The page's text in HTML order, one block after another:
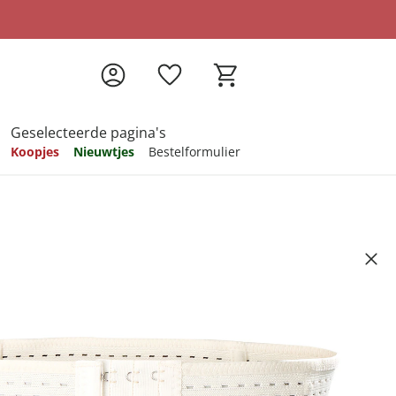
Geselecteerde pagina's
Koopjes Nieuwtjes Bestelformulier